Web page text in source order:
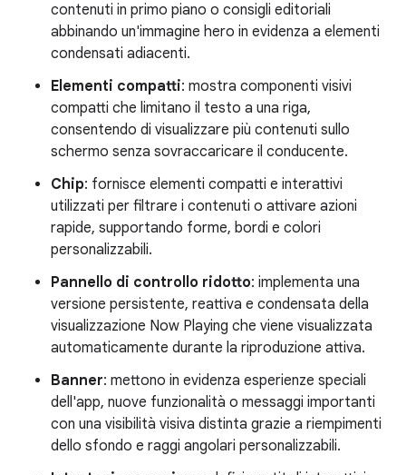
contenuti in primo piano o consigli editoriali
abbinando un'immagine hero in evidenza a elementi
condensati adiacenti.
Elementi compatti: mostra componenti visivi
compatti che limitano il testo a una riga,
consentendo di visualizzare più contenuti sullo
schermo senza sovraccaricare il conducente.
Chip: fornisce elementi compatti e interattivi
utilizzati per filtrare i contenuti o attivare azioni
rapide, supportando forme, bordi e colori
personalizzabili.
Pannello di controllo ridotto: implementa una
versione persistente, reattiva e condensata della
visualizzazione Now Playing che viene visualizzata
automaticamente durante la riproduzione attiva.
Banner: mettono in evidenza esperienze speciali
dell'app, nuove funzionalità o messaggi importanti
con una visibilità visiva distinta grazie a riempimenti
dello sfondo e raggi angolari personalizzabili.